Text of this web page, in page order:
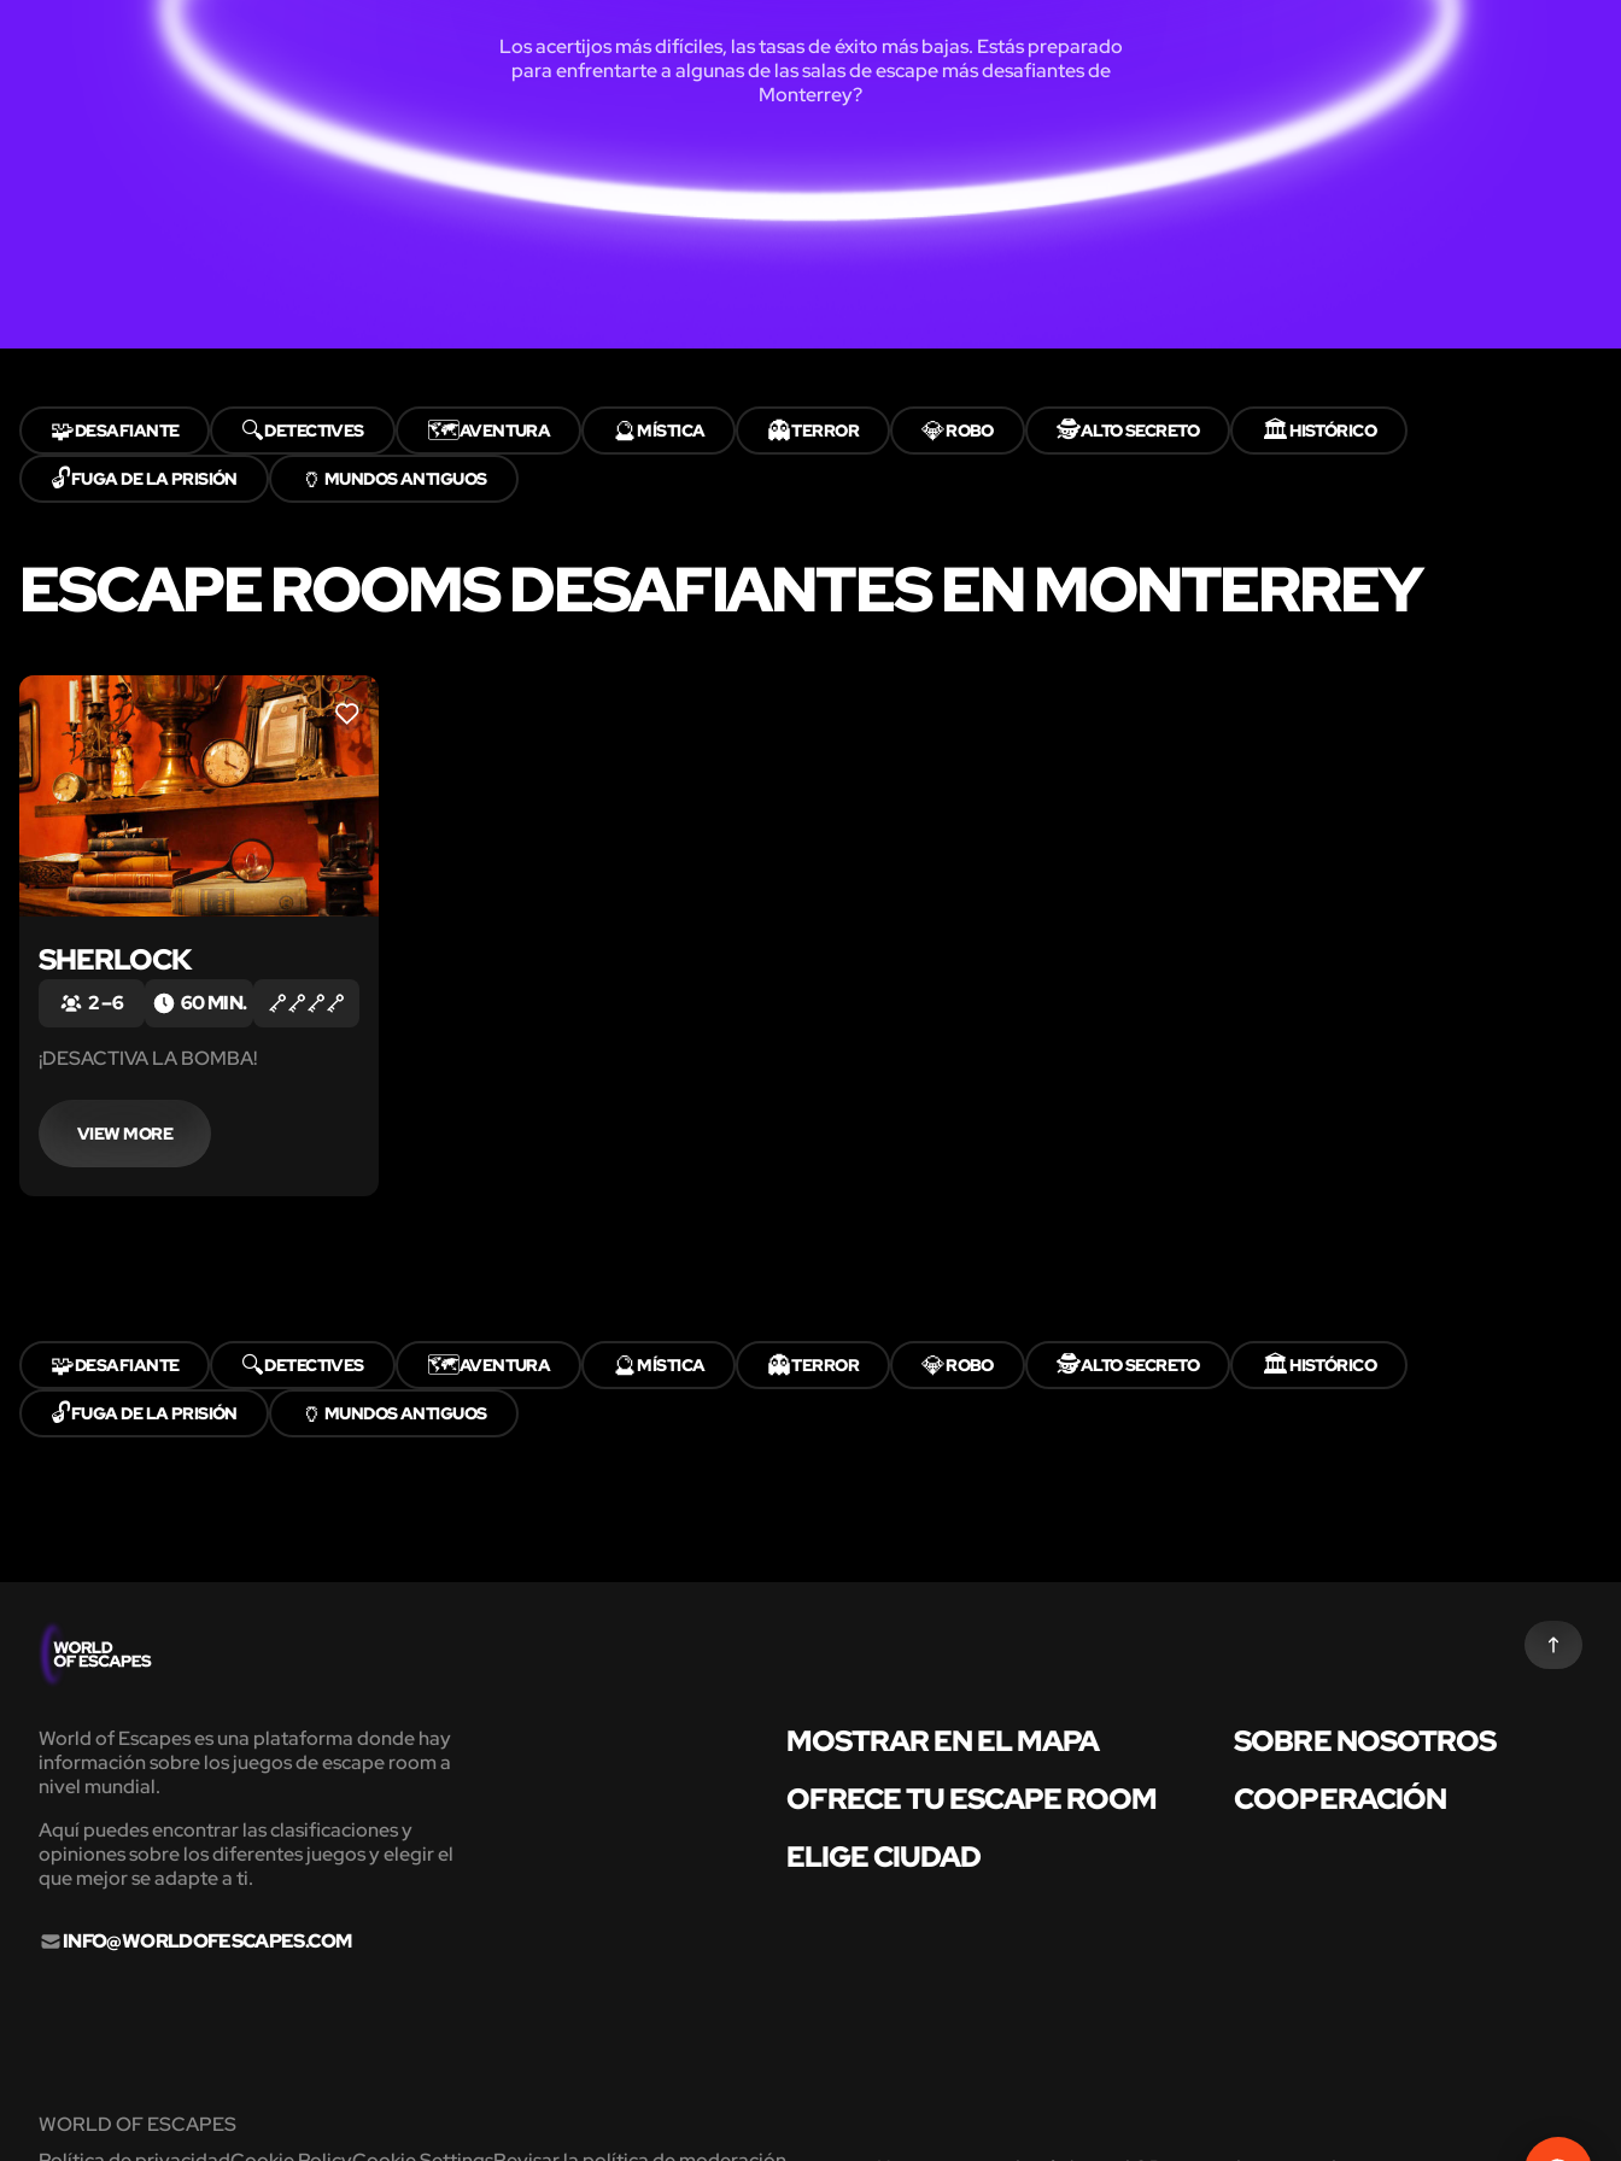
Los acertijos más difíciles, las tasas de éxito más bajas. Estás preparado
para enfrentarte a algunas de las salas de escape más desafiantes de
Monterrey?
🧩DESAFIANTE 🔍DETECTIVES 🗺️AVENTURA 🔮MÍSTICA 👻TERROR 💎ROBO 🕵️ALTO SECRETO 🏛️HISTÓRICO
🔓FUGA DE LA PRISIÓN 🏺 MUNDOS ANTIGUOS
ESCAPE ROOMS DESAFIANTES EN MONTERREY
LIKE
SHERLOCK
2 – 6 60 MIN.
¡DESACTIVA LA BOMBA!
VIEW MORE
🧩DESAFIANTE 🔍DETECTIVES 🗺️AVENTURA 🔮MÍSTICA 👻TERROR 💎ROBO 🕵️ALTO SECRETO 🏛️HISTÓRICO
🔓FUGA DE LA PRISIÓN 🏺 MUNDOS ANTIGUOS
World of Escapes es una plataforma donde hay
información sobre los juegos de escape room a
nivel mundial.
Aquí puedes encontrar las clasificaciones y
opiniones sobre los diferentes juegos y elegir el
que mejor se adapte a ti.
INFO@WORLDOFESCAPES.COM
MOSTRAR EN EL MAPA
SOBRE NOSOTROS
OFRECE TU ESCAPE ROOM
COOPERACIÓN
ELIGE CIUDAD
WORLD OF ESCAPES